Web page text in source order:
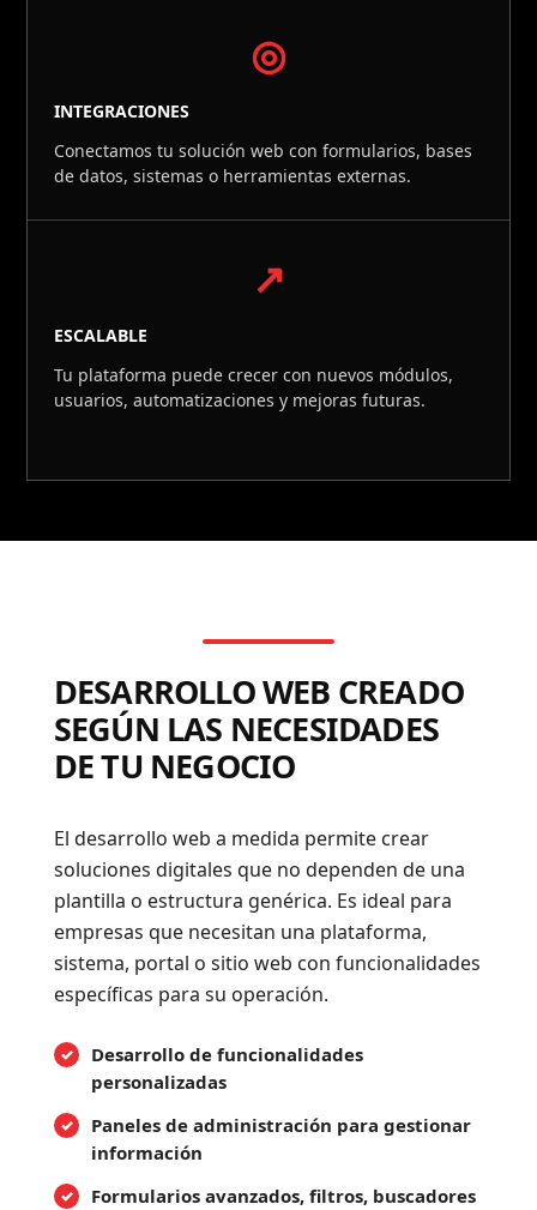
◎
INTEGRACIONES
Conectamos tu solución web con formularios, bases
de datos, sistemas o herramientas externas.
↗
ESCALABLE
Tu plataforma puede crecer con nuevos módulos,
usuarios, automatizaciones y mejoras futuras.
DESARROLLO WEB CREADO
SEGÚN LAS NECESIDADES
DE TU NEGOCIO
El desarrollo web a medida permite crear
soluciones digitales que no dependen de una
plantilla o estructura genérica. Es ideal para
empresas que necesitan una plataforma,
sistema, portal o sitio web con funcionalidades
específicas para su operación.
Desarrollo de funcionalidades
personalizadas
Paneles de administración para gestionar
información
Formularios avanzados, filtros, buscadores